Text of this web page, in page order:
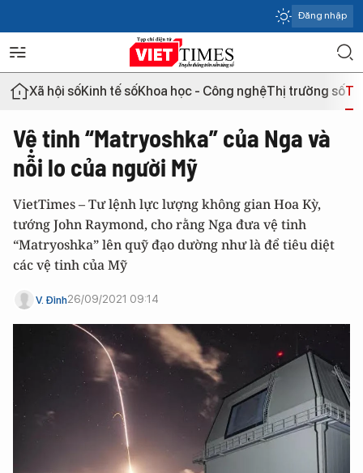
Đăng nhập
Xã hội sốKinh tế sốKhoa học - Công nghệThị trường số
Vệ tinh “Matryoshka” của Nga và
nỗi lo của người Mỹ
VietTimes – Tư lệnh lực lượng không gian Hoa Kỳ,
tướng John Raymond, cho rằng Nga đưa vệ tinh
“Matryoshka” lên quỹ đạo dường như là để tiêu diệt
các vệ tinh của Mỹ
V. Đỉnh26/09/2021 09:14